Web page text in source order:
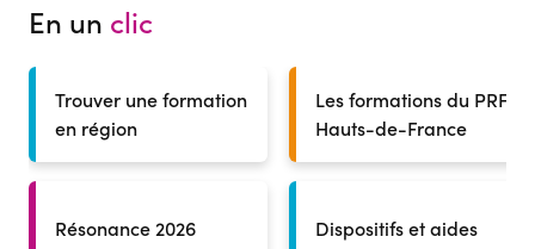
En un clic
Trouver une formation
en région
Résonance 2026
Les formations du PRF
Hauts-de-France
Dispositifs et aides